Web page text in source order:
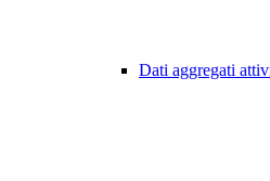
Dati aggregati